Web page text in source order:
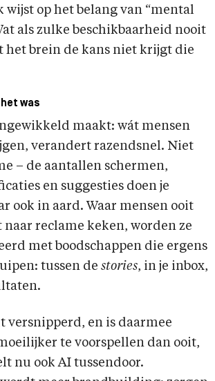
wijst op het belang van “mental
als zulke beschikbaarheid nooit
het brein de kans niet krijgt die
was
maakt: wát mensen
verandert razendsnel. Niet
– de aantallen schermen,
en suggesties doen je
ook in aard. Waar mensen ooit
naar reclame keken, worden ze
met boodschappen die ergens
tussen de stories, in je inbox,
versnipperd, en is daarmee
te voorspellen dan ooit,
nu ook AI tussendoor.